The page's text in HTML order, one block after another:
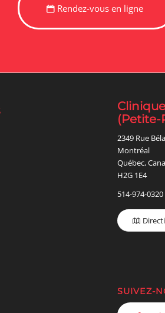
Rendez-vous en ligne
(Petite-
2349 Rue
Montréal
Québec,
H2G 1E4
514-974-0320
SUIVEZ-